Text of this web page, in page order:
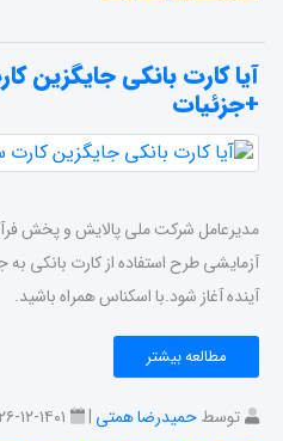
آیا کارت بانکی
+جزئیات
مدیرعامل شرکت ملی پالایش و پخش
آزمایشی طرح استفاده از کارت بانکی
آینده آغاز شود.با اسکناس همراه باشید.
مطالعه بیشتر
توسطحمیدرضا همتی | ۱۴۰۱-۱۲-۲۶ |